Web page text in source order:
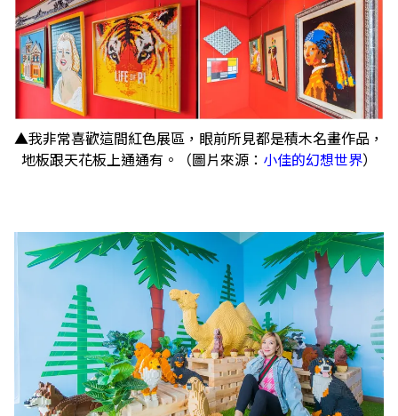
▲我非常喜歡這間紅色展區，眼前所見都是積木名畫作品，
地板跟天花板上通通有。（圖片來源： 小佳的幻想世界）